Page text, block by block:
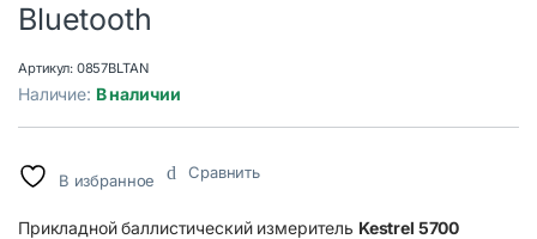
Bluetooth
Артикул: 0857BLTAN
Наличие: В наличии
В избранное Сравнить
Прикладной баллистический измеритель Kestrel 5700